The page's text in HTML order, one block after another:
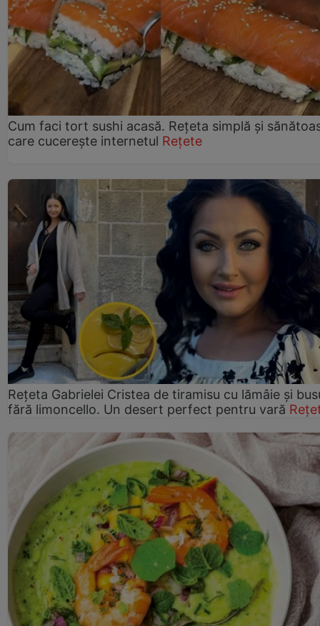
Cum faci tort sushi acasă. Rețeta simplă și
care cucerește internetul Rețete
Rețeta Gabrielei Cristea de tiramisu cu lămâie și
fără limoncello. Un desert perfect pentru vară